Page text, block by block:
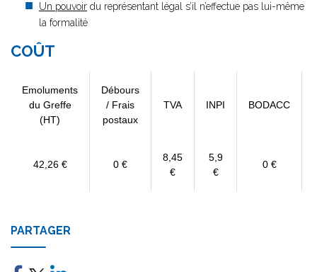
Un pouvoir du représentant légal s’il n’effectue pas lui-même
la formalité
COÛT
Emoluments
du Greffe
(HT)
Débours
/ Frais
postaux
TVA INPI BODACC
42,26 € 0 €
8,45
€
5,9
€
0 €
PARTAGER